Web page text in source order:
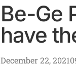
Be-Ge
have
December 22, 2021